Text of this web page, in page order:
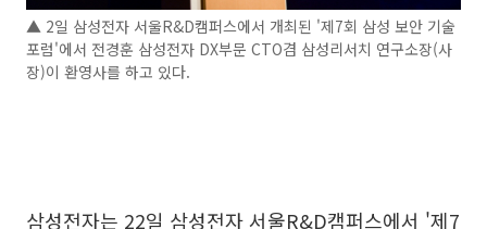
▲ 2일 삼성전자 서울R&D캠퍼스에서 개최된 '제7회 삼성 보안 기술
포럼'에서 전경훈 삼성전자 DX부문 CTO겸 삼성리서치 연구소장(사
장)이 환영사를 하고 있다.
삼성전자는 22일 삼성전자 서울R&D캠퍼스에서 '제7